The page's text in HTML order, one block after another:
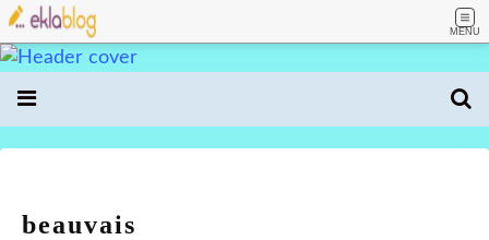
MENU
beauvais